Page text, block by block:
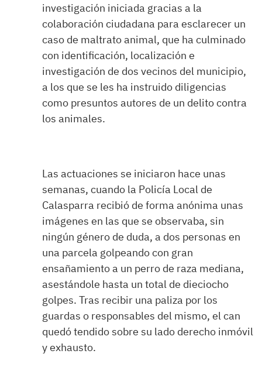
investigación iniciada gracias a la
colaboración ciudadana para esclarecer un
caso de maltrato animal, que ha culminado
con identificación, localización e
investigación de dos vecinos del municipio,
a los que se les ha instruido diligencias
como presuntos autores de un delito contra
los animales.
Las actuaciones se iniciaron hace unas
semanas, cuando la Policía Local de
Calasparra recibió de forma anónima unas
imágenes en las que se observaba, sin
ningún género de duda, a dos personas en
una parcela golpeando con gran
ensañamiento a un perro de raza mediana,
asestándole hasta un total de dieciocho
golpes. Tras recibir una paliza por los
guardas o responsables del mismo, el can
quedó tendido sobre su lado derecho inmóvil
y exhausto.